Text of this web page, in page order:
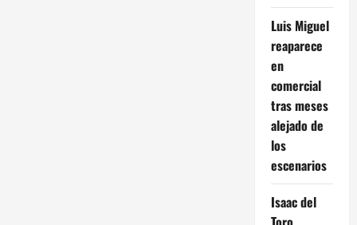
Luis Miguel
reaparece
en
comercial
tras meses
alejado de
los
escenarios
Isaac del